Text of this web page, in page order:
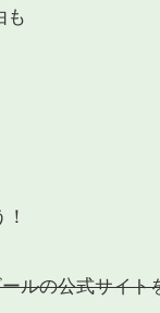
も
ルの公式サイト